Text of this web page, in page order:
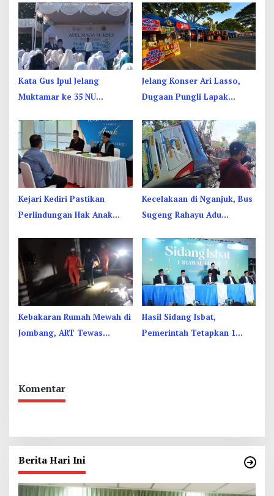
Kata Gus Ipul Jelang
Muktamar ke 35 NU
Suguh, Lungguh
Jelang Konser Ari Lasso,
Dugaan Pungli Lapak
Disorot
Kejari Kediri Pastikan
Perlindungan Hak Anak
Kecelakaan di Nganjuk, Bus
Sugeng Rahayu Adu
Truk, 4 Orang Luka
Kebakaran Rumah Mewah di
Jombang, ART Tewas
Hasil Sidang Isbat,
Pemerintah Tetapkan 1
Komentar
Berita Hari Ini